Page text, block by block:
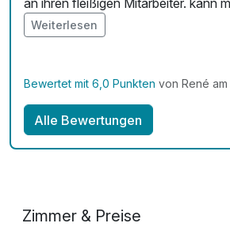
kann man so machen.
Weiterlesen
Bewertet mit 6,0 Punkten von René
Alle Bewertungen
Zimmer & Preise